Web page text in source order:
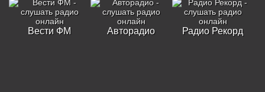
Вести ФМ Авторадио Радио Рекорд